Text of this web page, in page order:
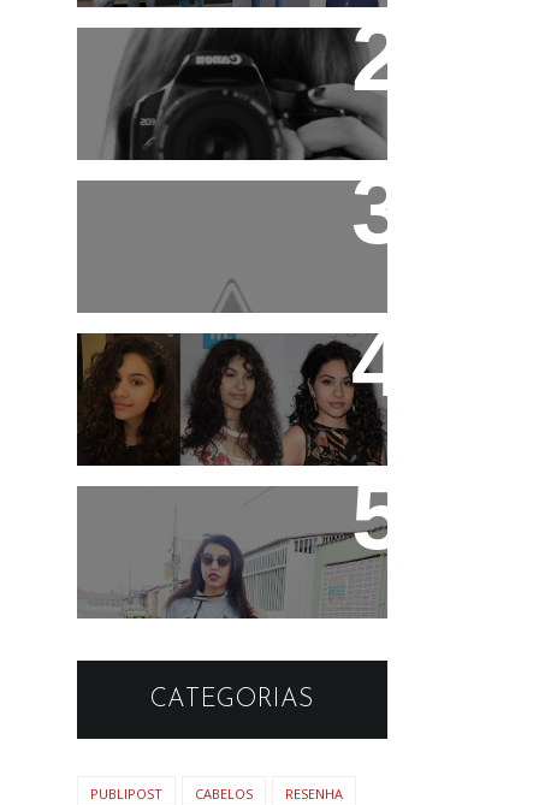
Ideias para se divertir
nas férias!
+ layout novo que eu
mesma fiz !
11 artistas que tem o
cabelo ondulado para
você se inspirar!
Look: Moletom cinza e
sapatilha simples
CATEGORIAS
PUBLIPOST CABELOS RESENHA